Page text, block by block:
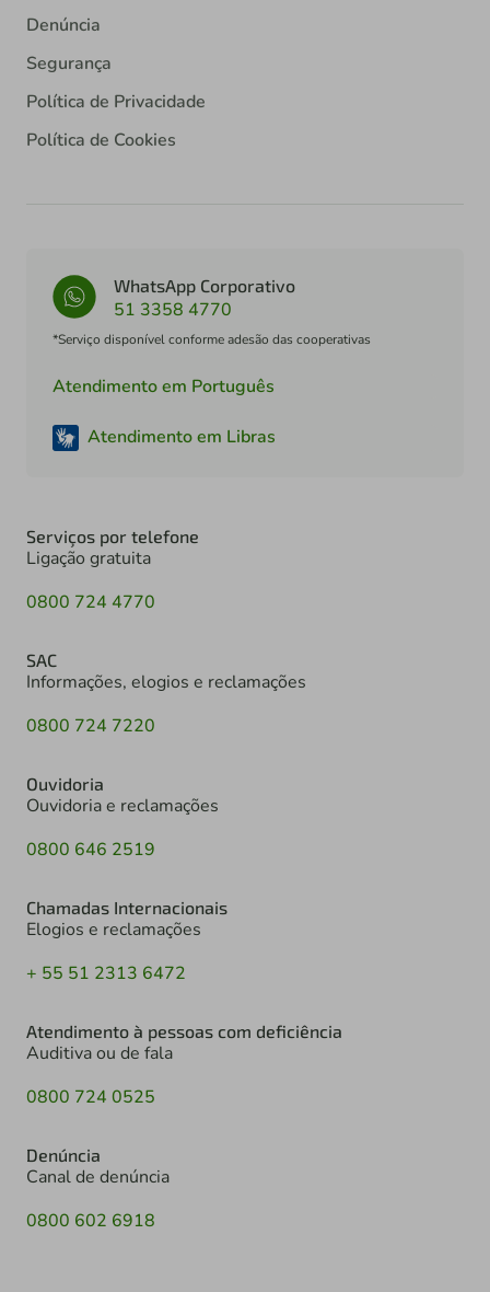
Denúncia
Segurança
Política de Privacidade
Política de Cookies
WhatsApp Corporativo
51 3358 4770
*Serviço disponível conforme adesão das cooperativas
Atendimento em Português
Atendimento em Libras
Serviços por telefone
Ligação gratuita
0800 724 4770
SAC
Informações, elogios e reclamações
0800 724 7220
Ouvidoria
Ouvidoria e reclamações
0800 646 2519
Chamadas Internacionais
Elogios e reclamações
+ 55 51 2313 6472
Atendimento à pessoas com deficiência
Auditiva ou de fala
0800 724 0525
Denúncia
Canal de denúncia
0800 602 6918